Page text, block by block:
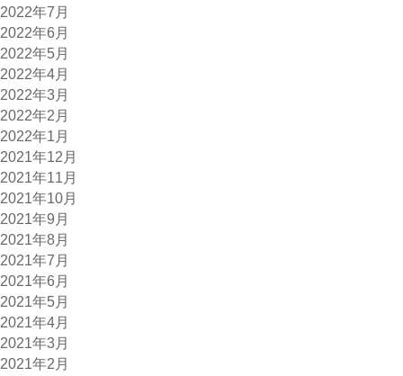
2022年7月
2022年6月
2022年5月
2022年4月
2022年3月
2022年2月
2022年1月
2021年12月
2021年11月
2021年10月
2021年9月
2021年8月
2021年7月
2021年6月
2021年5月
2021年4月
2021年3月
2021年2月